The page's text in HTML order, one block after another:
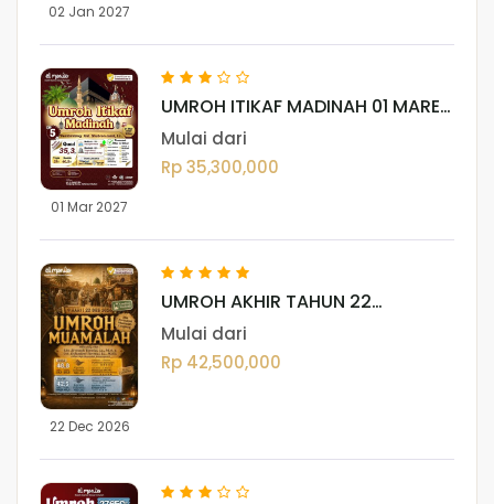
02 Jan 2027
01 Mar 2027
UMROH ITIKAF MADINAH 01 MARET
2027 (12 HARI)
Mulai dari
Rp 35,300,000
22 Dec 2026
UMROH AKHIR TAHUN 22
DESEMBER 2026
Mulai dari
Rp 42,500,000